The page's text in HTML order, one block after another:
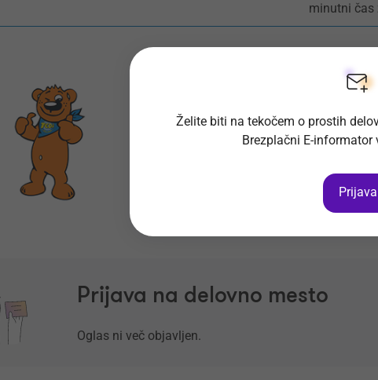
minutni čas
Prijava na delovno mesto
Oglas ni več objavljen.
Želite biti na tekočem o prostih
Brezplačni E-informator
Prijava